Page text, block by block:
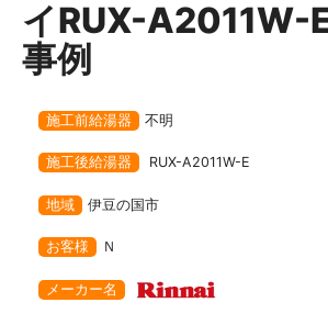
イRUX-A2011W-
事例
施工前給湯器 不明
施工後給湯器 RUX-A2011W-E
地域 伊豆の国市
お客様 Ｎ
メーカー名